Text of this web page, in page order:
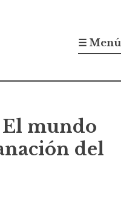
☰ Menú
El mundo
del